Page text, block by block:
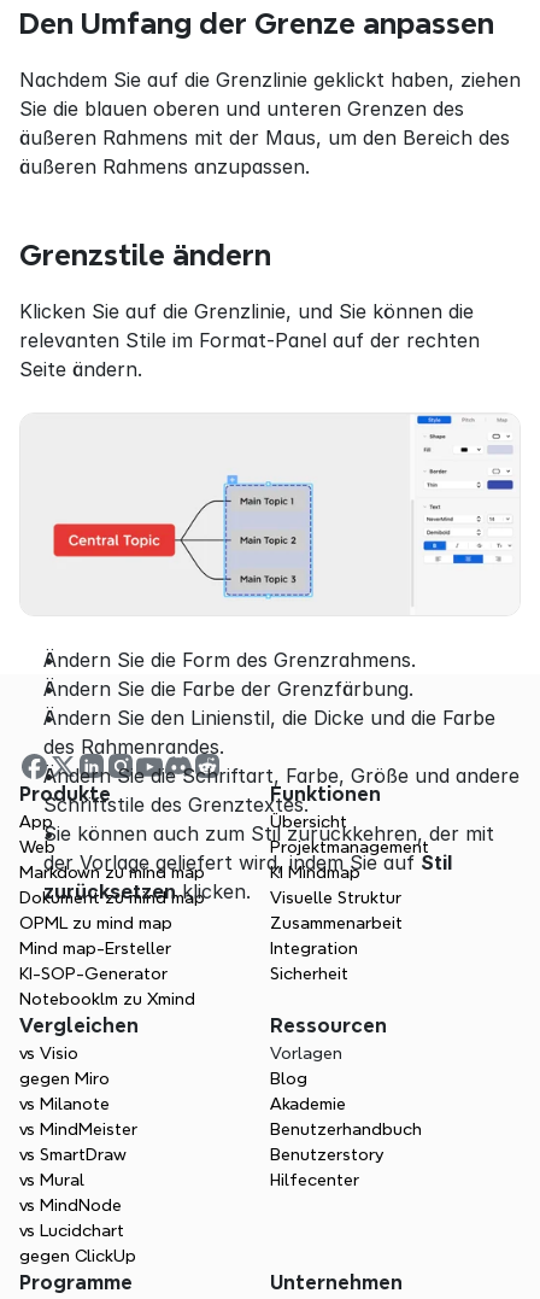
Den Umfang der Grenze anpassen
Nachdem Sie auf die Grenzlinie geklickt haben, ziehen
Sie die blauen oberen und unteren Grenzen des
äußeren Rahmens mit der Maus, um den Bereich des
äußeren Rahmens anzupassen.
Grenzstile ändern
Klicken Sie auf die Grenzlinie, und Sie können die
relevanten Stile im Format-Panel auf der rechten
Seite ändern.
Ändern Sie die Form des Grenzrahmens.
Ändern Sie die Farbe der Grenzfärbung.
Ändern Sie den Linienstil, die Dicke und die Farbe
des Rahmenrandes.
Ändern Sie die Schriftart, Farbe, Größe und andere
Schriftstile des Grenztextes.
Sie können auch zum Stil zurückkehren, der mit
der Vorlage geliefert wird, indem Sie auf Stil
zurücksetzen klicken.
Produkte
App
Web
Markdown zu mind map
Dokument zu mind map
OPML zu mind map
Mind map-Ersteller
KI-SOP-Generator
Notebooklm zu Xmind
Funktionen
Übersicht
Projektmanagement
KI Mindmap
Visuelle Struktur
Zusammenarbeit
Integration
Sicherheit
Vergleichen
vs Visio
gegen Miro
vs Milanote
vs MindMeister
vs SmartDraw
vs Mural
vs MindNode
vs Lucidchart
gegen ClickUp
Ressourcen
Vorlagen
Blog
Akademie
Benutzerhandbuch
Benutzerstory
Hilfecenter
Programme Unternehmen